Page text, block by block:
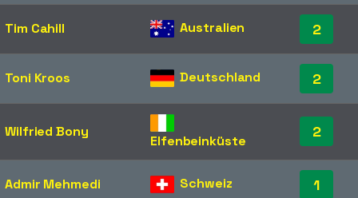
Tim Cahill Australien 2
Toni Kroos Deutschland 2
Wilfried Bony
Elfenbeinküste
2
Admir Mehmedi Schweiz 1